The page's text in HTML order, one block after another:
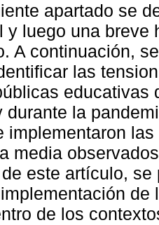
apartado se
y luego una breve
A continuación,
las
educativas
durante la
implementaron
media
este artículo,
de los